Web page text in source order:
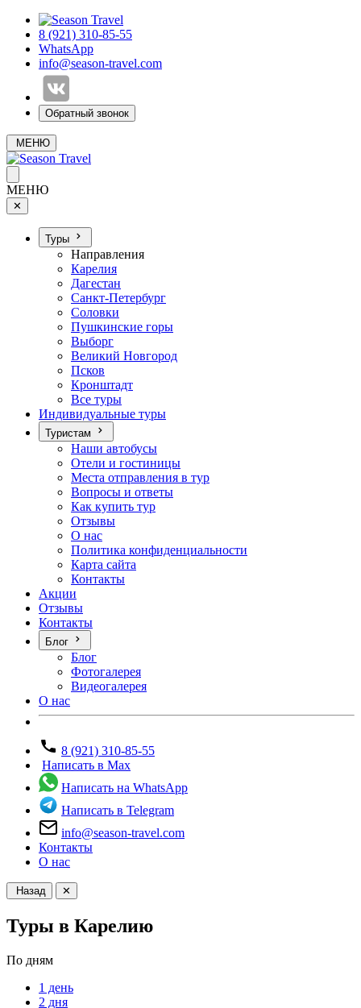
8 (921) 310-85-55
WhatsApp
info@season-travel.com
Обратный звонок
МЕНЮ
МЕНЮ
✕
Туры
Направления
Карелия
Дагестан
Санкт-Петербург
Соловки
Пушкинские горы
Выборг
Великий Новгород
Псков
Кронштадт
Все туры
Индивидуальные туры
Туристам
Наши автобусы
Отели и гостиницы
Места отправления в тур
Вопросы и ответы
Как купить тур
Отзывы
О нас
Политика конфиденциальности
Карта сайта
Контакты
Акции
Отзывы
Контакты
Блог
Блог
Фотогалерея
Видеогалерея
О нас
8 (921) 310-85-55
Написать в Max
Написать на WhatsApp
Написать в Telegram
info@season-travel.com
Контакты
О нас
Назад ✕
Туры в Карелию
По дням
1 день
2 дня